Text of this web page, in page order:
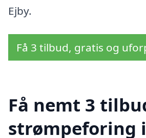
Ejby.
Få 3 tilbud, gratis og
Få nemt 3
strømpeforing